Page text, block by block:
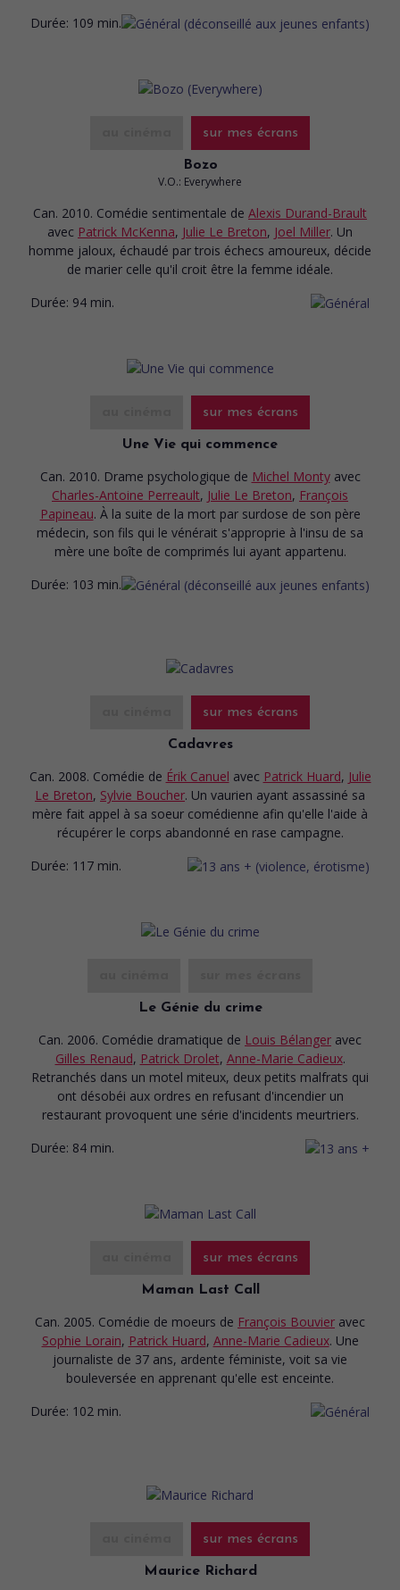
Durée: 109 min.
sur mes écrans
Bozo
V.O.: Everywhere
Can. 2010. Comédie sentimentale de Alexis Durand-Brault
avec Patrick McKenna, Julie Le Breton, Joel Miller. Un
homme jaloux, échaudé par trois échecs amoureux, décide
de marier celle qu'il croit être la femme idéale.
Durée: 94 min.
sur mes écrans
Une Vie qui commence
Can. 2010. Drame psychologique de Michel Monty avec
Charles-Antoine Perreault, Julie Le Breton, François
Papineau. À la suite de la mort par surdose de son père
médecin, son fils qui le vénérait s'approprie à l'insu de sa
mère une boîte de comprimés lui ayant appartenu.
Durée: 103 min.
sur mes écrans
Cadavres
Can. 2008. Comédie de Érik Canuel avec Patrick Huard, Julie
Le Breton, Sylvie Boucher. Un vaurien ayant assassiné sa
mère fait appel à sa soeur comédienne afin qu'elle l'aide à
récupérer le corps abandonné en rase campagne.
Durée: 117 min.
Le Génie du crime
Can. 2006. Comédie dramatique de Louis Bélanger avec
Gilles Renaud, Patrick Drolet, Anne-Marie Cadieux.
Retranchés dans un motel miteux, deux petits malfrats qui
ont désobéi aux ordres en refusant d'incendier un
restaurant provoquent une série d'incidents meurtriers.
Durée: 84 min.
sur mes écrans
Maman Last Call
Can. 2005. Comédie de moeurs de François Bouvier avec
Sophie Lorain, Patrick Huard, Anne-Marie Cadieux. Une
journaliste de 37 ans, ardente féministe, voit sa vie
bouleversée en apprenant qu'elle est enceinte.
Durée: 102 min.
sur mes écrans
Maurice Richard